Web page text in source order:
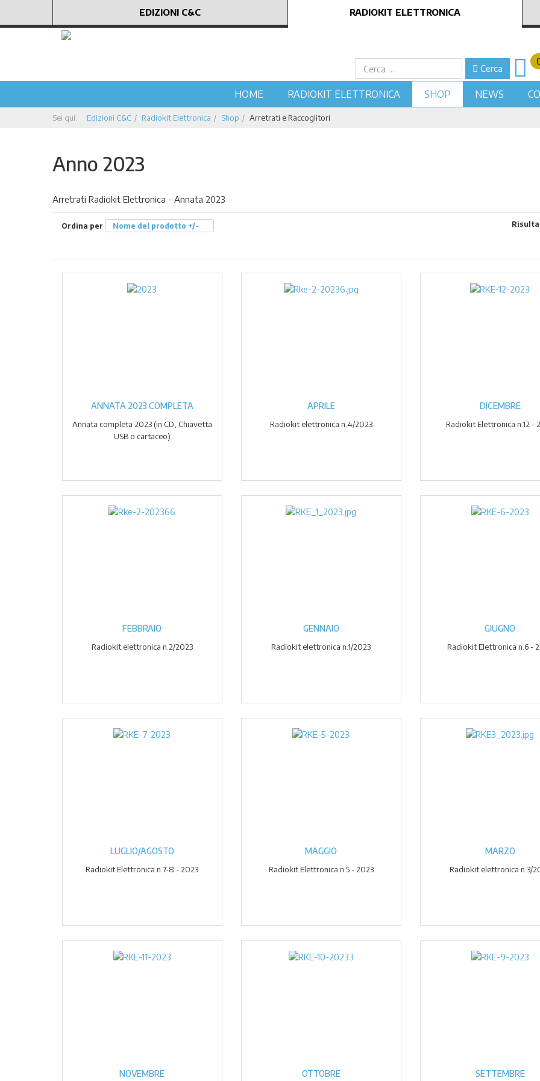
EDIZIONI C&C RADIOKIT ELETTRONICA
Cerca Cerca
HOME RADIOKIT ELETTRONICA SHOP NEWS
Sei qui: Edizioni C&C Radiokit Elettronica Shop Arretrati e Raccoglitori
Anno 2023
Arretrati Radiokit Elettronica - Annata 2023
Ordina per Nome del prodotto +/-
ANNATA 2023 COMPLETA
Annata completa 2023 (in CD, Chiavetta
USB o cartaceo)
APRILE
Radiokit elettronica n.4/2023
DICEMBRE
Radiokit Elettronica n.12 -
FEBBRAIO
Radiokit elettronica n.2/2023
GENNAIO
Radiokit elettronica n.1/2023
GIUGNO
Radiokit Elettronica n.6 -
LUGLIO/AGOSTO
Radiokit Elettronica n.7-8 - 2023
MAGGIO
Radiokit Elettronica n.5 - 2023
MARZO
Radiokit elettronica n.3/
NOVEMBRE OTTOBRE SETTEMBRE